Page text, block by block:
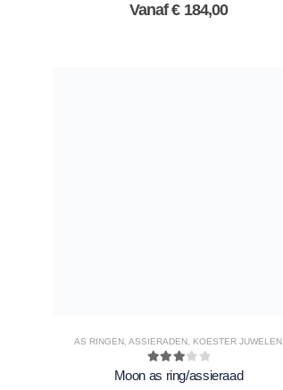
Vanaf€184,00
AS RINGEN ,ASSIERADEN KOESTER JUWELEN
3.00out of 5
Moon as ring/assieraad